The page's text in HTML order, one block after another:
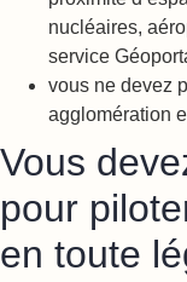
nucléaires,
service
vous ne devez
agglomération
Vous
pour
en toute